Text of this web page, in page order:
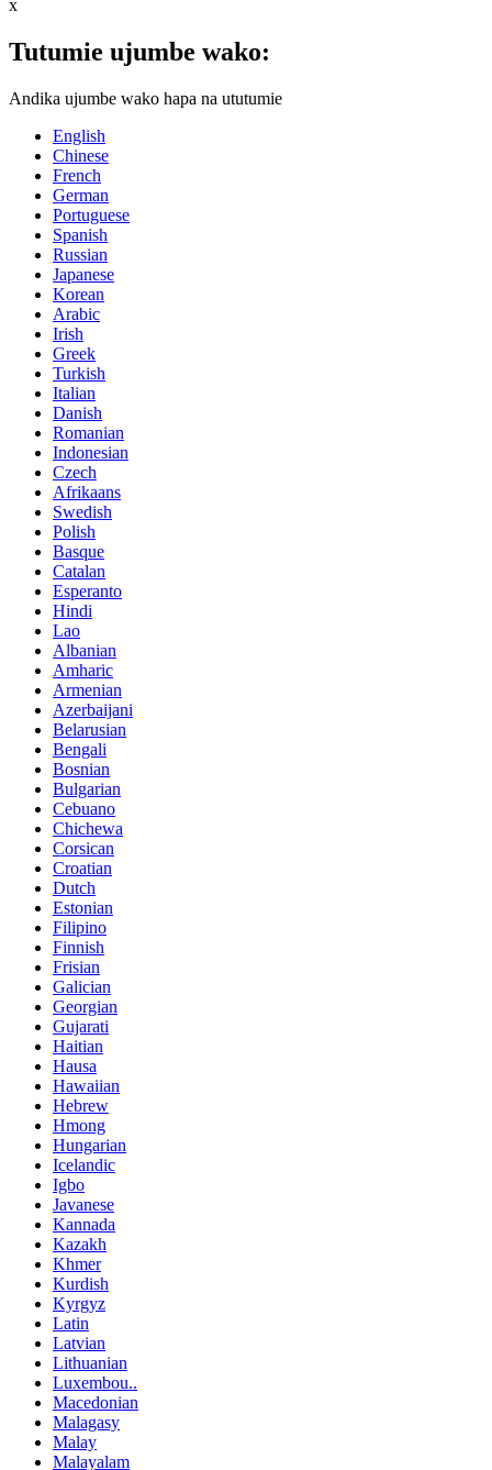
x
Tutumie ujumbe wako:
Andika ujumbe wako hapa na ututumie
English
Chinese
French
German
Portuguese
Spanish
Russian
Japanese
Korean
Arabic
Irish
Greek
Turkish
Italian
Danish
Romanian
Indonesian
Czech
Afrikaans
Swedish
Polish
Basque
Catalan
Esperanto
Hindi
Lao
Albanian
Amharic
Armenian
Azerbaijani
Belarusian
Bengali
Bosnian
Bulgarian
Cebuano
Chichewa
Corsican
Croatian
Dutch
Estonian
Filipino
Finnish
Frisian
Galician
Georgian
Gujarati
Haitian
Hausa
Hawaiian
Hebrew
Hmong
Hungarian
Icelandic
Igbo
Javanese
Kannada
Kazakh
Khmer
Kurdish
Kyrgyz
Latin
Latvian
Lithuanian
Luxembou..
Macedonian
Malagasy
Malay
Malayalam